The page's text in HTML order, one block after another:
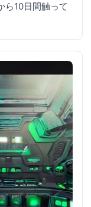
ら10日間触って